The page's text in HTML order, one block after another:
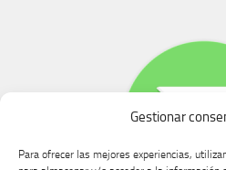
Gestionar
Para ofrecer las mejores experiencias,